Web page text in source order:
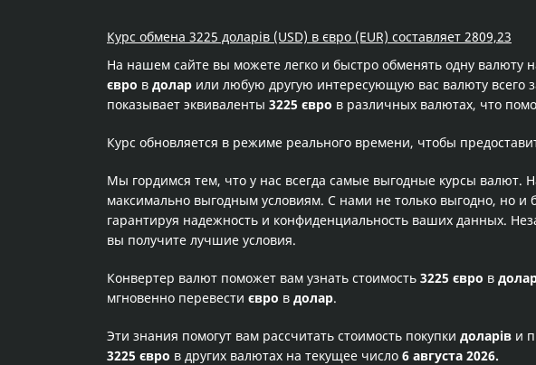
Курс обмена 3225 доларів (USD) в євро (EUR) составляет 2809,23
На нашем сайте вы можете легко и быстро обменять одну
євро в долар или любую другую интересующую вас валюту всего
показывает эквиваленты 3225 євро в различных валютах, что
Курс обновляется в режиме реального времени, чтобы
Мы гордимся тем, что у нас всегда самые выгодные курсы валют.
максимально выгодным условиям. С нами не только выгодно, но
гарантируя надежность и конфиденциальность ваших данных.
вы получите лучшие условия.
Конвертер валют поможет вам узнать стоимость 3225 євро в
мгновенно перевести євро в долар.
Эти знания помогут вам рассчитать стоимость покупки доларів и
3225 євро в других валютах на текущее число 6 августа 2026.